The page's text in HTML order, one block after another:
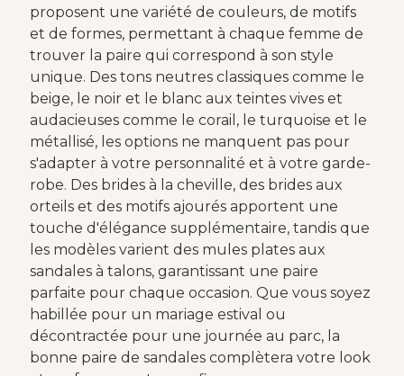
proposent une variété de couleurs, de motifs
et de formes, permettant à chaque femme de
trouver la paire qui correspond à son style
unique. Des tons neutres classiques comme le
beige, le noir et le blanc aux teintes vives et
audacieuses comme le corail, le turquoise et le
métallisé, les options ne manquent pas pour
s'adapter à votre personnalité et à votre garde-
robe. Des brides à la cheville, des brides aux
orteils et des motifs ajourés apportent une
touche d'élégance supplémentaire, tandis que
les modèles varient des mules plates aux
sandales à talons, garantissant une paire
parfaite pour chaque occasion. Que vous soyez
habillée pour un mariage estival ou
décontractée pour une journée au parc, la
bonne paire de sandales complètera votre look